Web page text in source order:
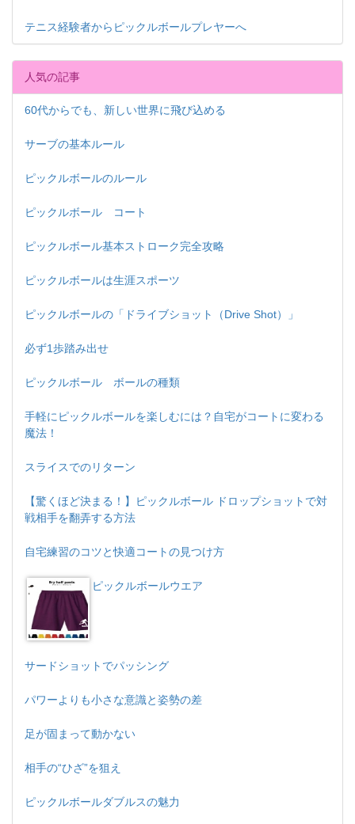
テニス経験者からピックルボールプレヤーへ
人気の記事
60代からでも、新しい世界に飛び込める
サーブの基本ルール
ピックルボールのルール
ピックルボール コート
ピックルボール基本ストローク完全攻略
ピックルボールは生涯スポーツ
ピックルボールの「ドライブショット（Drive Shot）」
必ず1歩踏み出せ
ピックルボール ボールの種類
手軽にピックルボールを楽しむには？自宅がコートに変わる
魔法！
スライスでのリターン
【驚くほど決まる！】ピックルボール ドロップショットで対
戦相手を翻弄する方法
自宅練習のコツと快適コートの見つけ方
ピックルボールウエア
サードショットでパッシング
パワーよりも小さな意識と姿勢の差
足が固まって動かない
相手の“ひざ”を狙え
ピックルボールダブルスの魅力